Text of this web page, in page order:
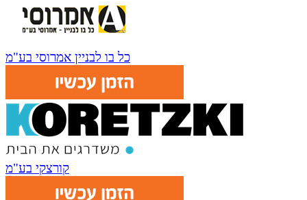
כל בו לבניין אמרוסי בע"מ
קורצקי בע"מ